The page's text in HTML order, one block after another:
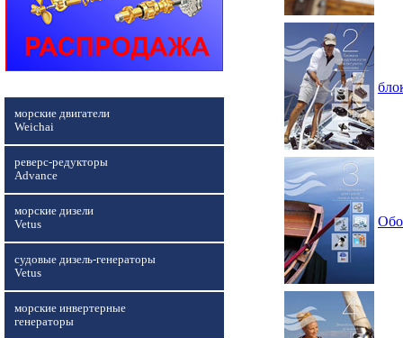
морские двигатели
Weichai
реверс-редукторы
Advance
морские дизели
Vetus
судовые дизель-генераторы
Vetus
морские инвертерные
генераторы